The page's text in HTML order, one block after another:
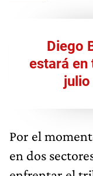
Diego
estará en
Por el
en dos